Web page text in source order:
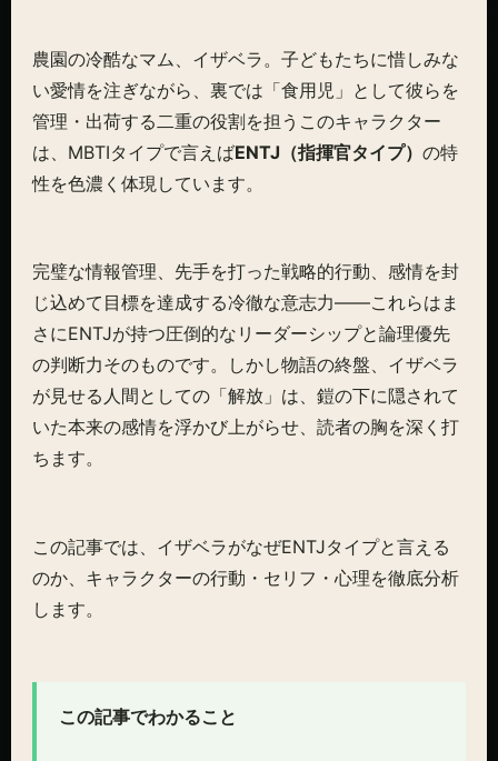
農園の冷酷なマム、イザベラ。子どもたちに惜しみな
い愛情を注ぎながら、裏では「食用児」として彼らを
管理・出荷する二重の役割を担うこのキャラクター
は、MBTIタイプで言えばENTJ（指揮官タイプ） の特
性を色濃く体現しています。
完璧な情報管理、先手を打った戦略的行動、感情を封
じ込めて目標を達成する冷徹な意志力——これらはま
さにENTJが持つ圧倒的なリーダーシップと論理優先
の判断力そのものです。しかし物語の終盤、イザベラ
が見せる人間としての「解放」は、鎧の下に隠されて
いた本来の感情を浮かび上がらせ、読者の胸を深く打
ちます。
この記事では、イザベラがなぜENTJタイプと言える
のか、キャラクターの行動・セリフ・心理を徹底分析
します。
この記事でわかること